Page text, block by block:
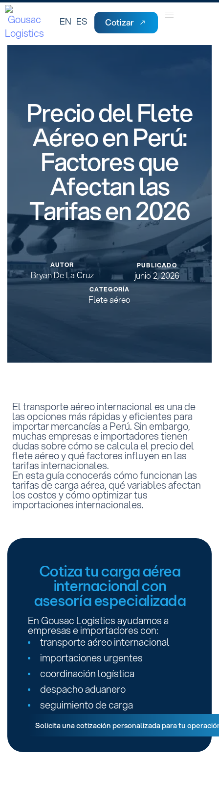
EN ES Cotizar
Precio del Flete
Aéreo en Perú:
Factores que
Afectan las
Tarifas en 2026
AUTOR
Bryan De La Cruz
PUBLICADO
junio 2, 2026
CATEGORÍA
Flete aéreo
El transporte aéreo internacional es una de
las opciones más rápidas y eficientes para
importar mercancías a Perú. Sin embargo,
muchas empresas e importadores tienen
dudas sobre cómo se calcula el precio del
flete aéreo y qué factores influyen en las
tarifas internacionales.
En esta guía conocerás cómo funcionan las
tarifas de carga aérea, qué variables afectan
los costos y cómo optimizar tus
importaciones internacionales.
Cotiza tu carga aérea
internacional con
asesoría especializada
En Gousac Logistics ayudamos a
empresas e importadores con:
transporte aéreo internacional
importaciones urgentes
coordinación logística
despacho aduanero
seguimiento de carga
Solicita una cotización personalizada para tu